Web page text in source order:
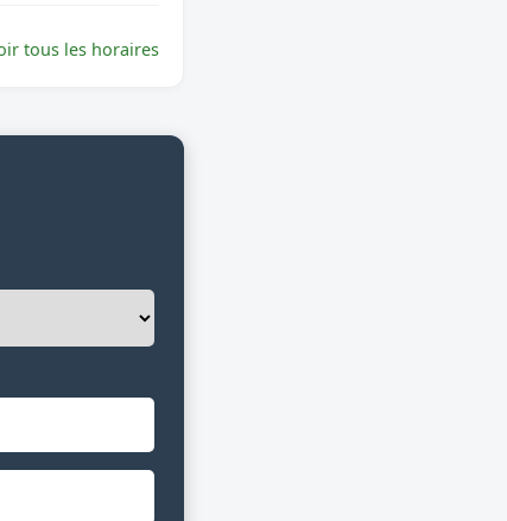
tous les horaires